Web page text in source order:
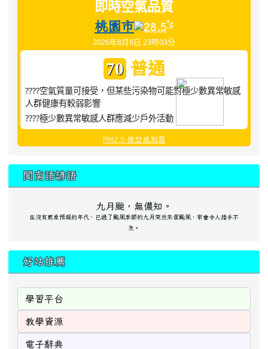
即時空氣品質
桃園市 28.5°c
2026年8月8日 23時03分
70 普通
????空氣質量可接受，但某些污染物可能對極少數異常敏感
人群健康有較弱影響
????極少數異常敏感人群應減少戶外活動
PM2.5 微型感測器
閩南語諺語
九月颱，無儂知。
在沒有氣象預報的年代，已過了颱風季節的九月突然來個颱風，常會令人措手不
及。
好站推薦